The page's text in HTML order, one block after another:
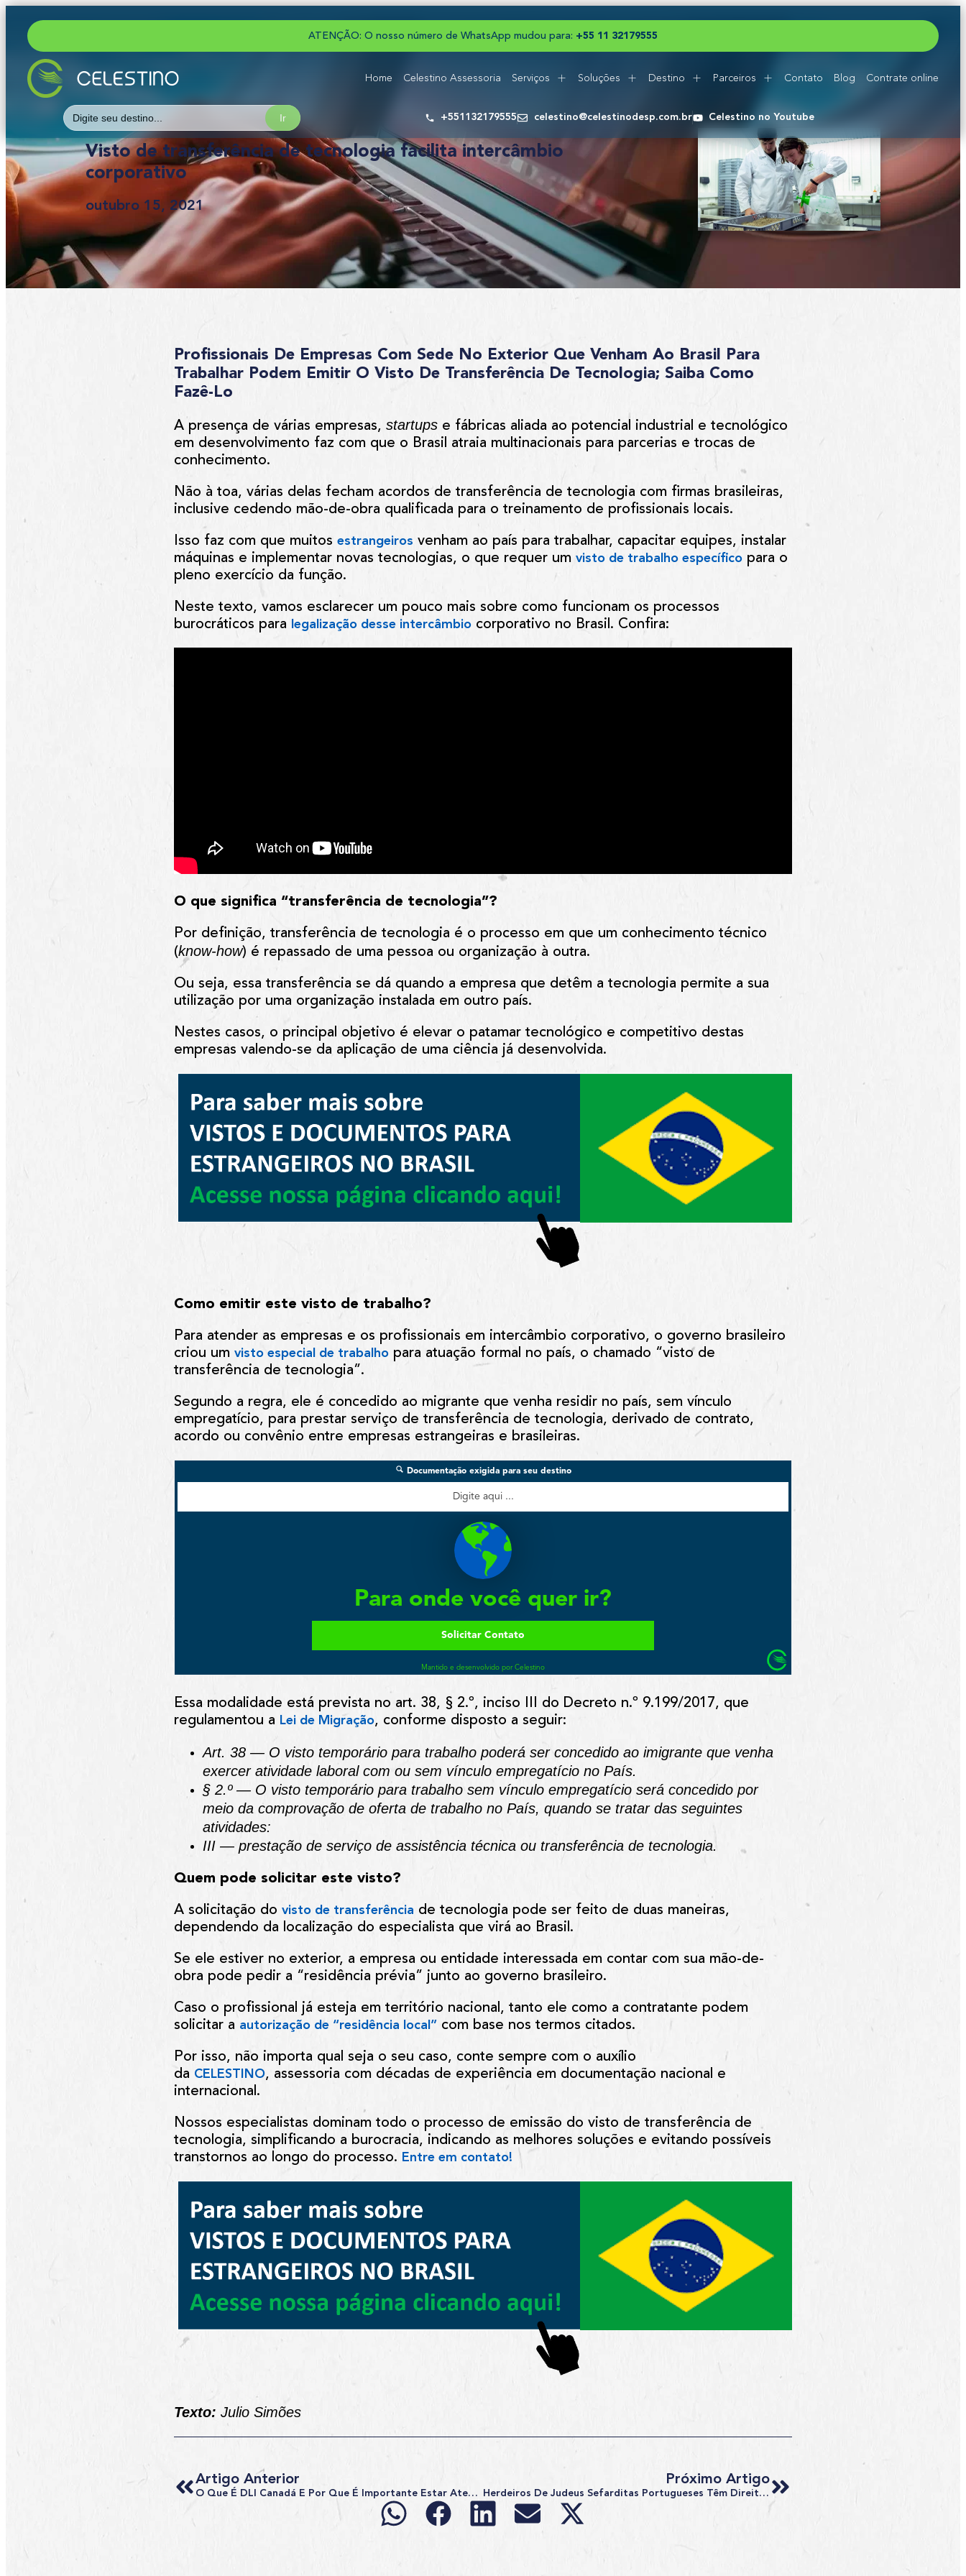
ATENÇÃO: O nosso número de WhatsApp mudou para: +55 1 1 321 79555
Home Celestino Assessoria Serviços Soluções Destino Parceiros Contato Blog Contrate online
Search
for:
+551132179555 celestino@celestinodesp.com.br Celestino no Youtube
Visto de transferência de tecnologia facilita intercâmbio
corporativo
outubro 15, 2021
Profissionais De Empresas Com Sede No Exterior Que Venham Ao Brasil Para
Trabalhar Podem Emitir O Visto De Transferência De Tecnologia; Saiba Como
Fazê-Lo
A presença de várias empresas,startups e fábricas aliada ao potencial industrial e tecnológico
em desenvolvimento faz com que o Brasil atraia multinacionais para parcerias e trocas de
conhecimento.
Não à toa, várias delas fecham acordos de transferência de tecnologia com firmas brasileiras,
inclusive cedendo mão-de-obra qualificada para o treinamento de profissionais locais.
Isso faz com que muitosestrangeiros venham ao país para trabalhar, capacitar equipes, instalar
máquinas e implementar novas tecnologias, o que requer umvisto de trabalho específico para o
pleno exercício da função.
Neste texto, vamos esclarecer um pouco mais sobre como funcionam os processos
burocráticos para
legalização desse intercâmbio corporativo no Brasil. Confira:
O que significa “transferência de tecnologia”?
Por definição, transferência de tecnologia é o processo em que um conhecimento técnico
(know-how) é repassado de uma pessoa ou organização à outra.
Ou seja, essa transferência se dá quando a empresa que detêm a tecnologia permite a sua
utilização por uma organização instalada em outro país.
Nestes casos, o principal objetivo é elevar o patamar tecnológico e competitivo destas
empresas valendo-se da aplicação de uma ciência já desenvolvida.
Como emitir este visto de trabalho?
Para atender as empresas e os profissionais em intercâmbio corporativo, o governo brasileiro
criou umvisto especial de trabalho para atuação formal no país, o chamado “visto de
transferência de tecnologia”.
Segundo a regra, ele é concedido ao migrante que venha residir no país, sem vínculo
empregatício, para prestar serviço de transferência de tecnologia, derivado de contrato,
acordo ou convênio entre empresas estrangeiras e brasileiras.
Essa modalidade está prevista no art. 38, § 2.º, inciso III do Decreto n.º 9.199/2017, que
regulamentou a Lei de Migração, conforme disposto a seguir:
Art. 38 — O visto temporário para trabalho poderá ser concedido ao imigrante que venha
exercer atividade laboral com ou sem vínculo empregatício no País.
§ 2.º — O visto temporário para trabalho sem vínculo empregatício será concedido por
meio da comprovação de oferta de trabalho no País, quando se tratar das seguintes
atividades:
III — prestação de serviço de assistência técnica ou transferência de tecnologia.
Quem pode solicitar este visto?
A solicitação dovisto de transferência de tecnologia pode ser feito de duas maneiras,
dependendo da localização do especialista que virá ao Brasil.
Se ele estiver no exterior, a empresa ou entidade interessada em contar com sua mão-de-
obra pode pedir a “residência prévia” junto ao governo brasileiro.
Caso o profissional já esteja em território nacional, tanto ele como a contratante podem
solicitar a autorização de “residência local” com base nos termos citados.
Por isso, não importa qual seja o seu caso, conte sempre com o auxílio
da CELESTINO, assessoria com décadas de experiência em documentação nacional e
internacional.
Nossos especialistas dominam todo o processo de emissão do visto de transferência de
tecnologia, simplificando a burocracia, indicando as melhores soluções e evitando possíveis
transtornos ao longo do processo. Entre em contato!
Texto: Julio Simões
Artigo Anterior
O Que É DLI Canadá E Por Que É Importante Estar Atento A Isso?
Próximo Artigo
Herdeiros De Judeus Sefarditas Portugueses Têm Direito À Cidadania Lusa